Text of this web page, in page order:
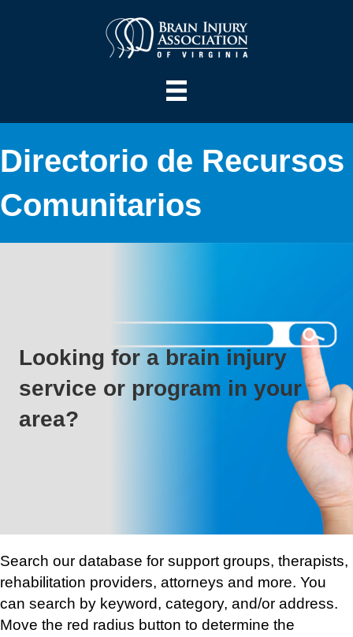
Directorio de Recursos
Comunitarios
Looking for a brain injury
service or program in your
area?
Search our database for support groups, therapists,
rehabilitation providers, attorneys and more. You
can search by keyword, category, and/or address.
Move the red radius button to determine the